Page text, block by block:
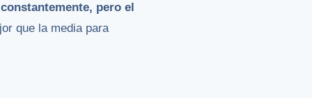
pero el
que la media para